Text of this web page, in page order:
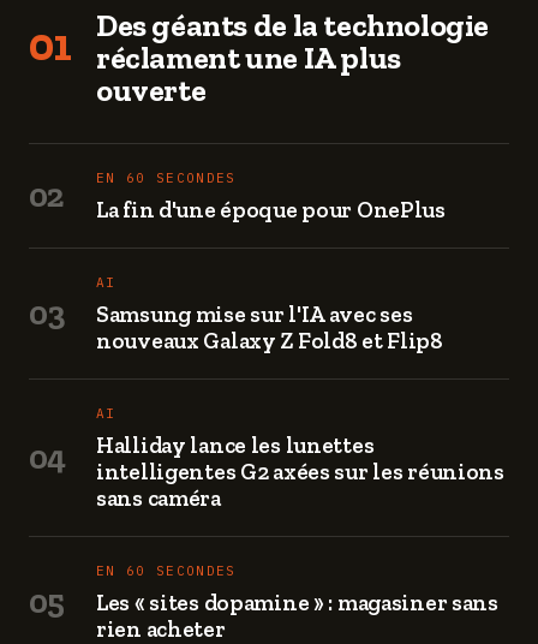
01
Des géants de la technologie
réclament une IA plus
ouverte
02 EN 60 SECONDES
La fin d'une époque pour OnePlus
03
AI
Samsung mise sur l'IA avec ses
nouveaux Galaxy Z Fold8 et Flip8
04
AI
Halliday lance les lunettes
intelligentes G2 axées sur les réunions
sans caméra
05
EN 60 SECONDES
Les « sites dopamine » : magasiner sans
rien acheter